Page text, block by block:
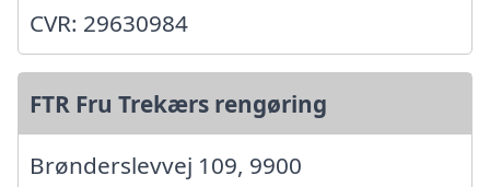
CVR: 29630984
FTR Fru Trekærs rengøring
Brønderslevvej 109, 9900